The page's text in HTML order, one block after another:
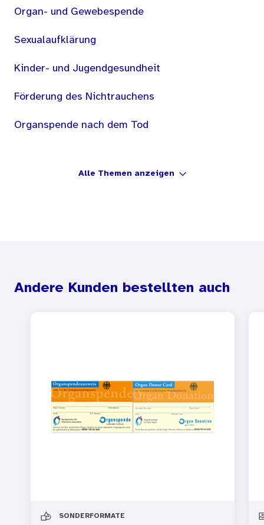
Organ- und Gewebespende
Sexualaufklärung
Kinder- und Jugendgesundheit
Förderung des Nichtrauchens
Organspende nach dem Tod
Alle Themen anzeigen
Andere Kunden bestellten auch
SONDERFORMATE